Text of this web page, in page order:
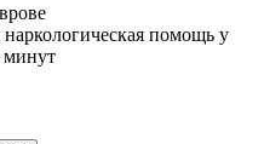
помощь у
минут